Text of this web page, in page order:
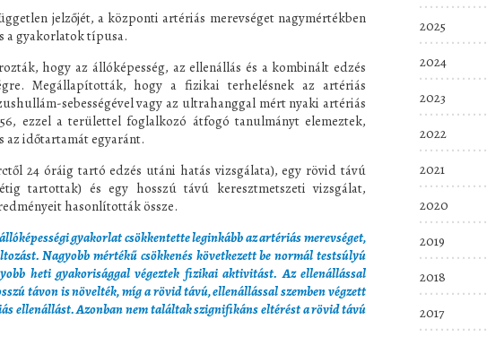
jelzőjét, a központi artériás merevséget nagymértékben
a gyakorlatok típusa.
hogy az állóképesség, az ellenállás és a kombinált edzés
Megállapították, hogy a fizikai terhelésnek az artériás
sebességével vagy az ultrahanggal mért nyaki artériás
ezzel a területtel foglalkozó átfogó tanulmányt elemeztek,
az időtartamát egyaránt.
24 óráig tartó edzés utáni hatás vizsgálata), egy rövid távú
tartottak) és egy hosszú távú keresztmetszeti vizsgálat,
hasonlították össze.
gyakorlat csökkentette leginkább az artériás merevséget,
Nagyobb mértékű csökkenés következett be normál testsúlyú
heti gyakorisággal végeztek fizikai aktivitást. Az ellenállással
távon is növelték, míg a rövid távú, ellenállással szemben végzett
ellenállást. Azonban nem találtak szignifikáns eltérést a rövid távú
2025
2024
2023
2022
2021
2020
2019
2018
2017